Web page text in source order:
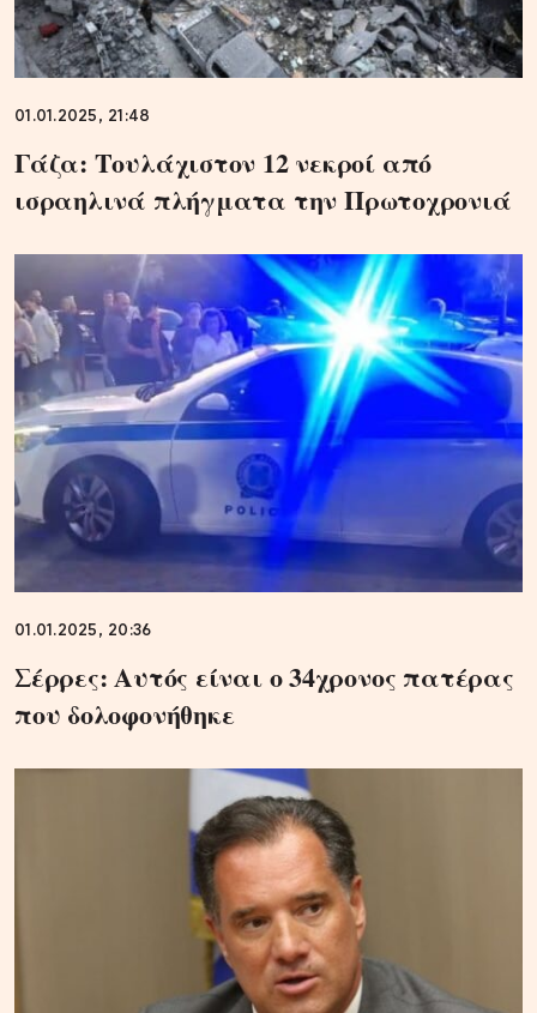
01.01.2025, 21:48
Γάζα: Τουλάχιστον 12 νεκροί από
ισραηλινά πλήγματα την Πρωτοχρονιά
01.01.2025, 20:36
Σέρρες: Αυτός είναι ο 34χρονος πατέρας
που δολοφονήθηκε